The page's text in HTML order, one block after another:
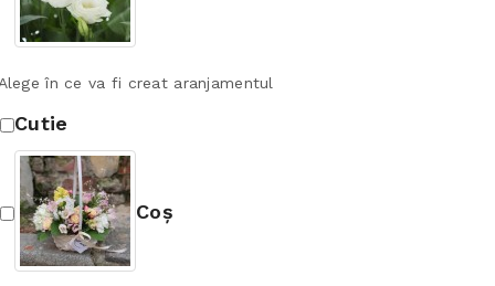
în ce va fi creat aranjamentul
Cutie
Coș